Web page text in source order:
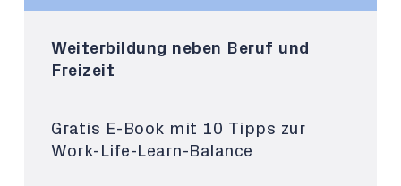
Weiterbildung neben Beruf und
Freizeit
Gratis E-Book mit 10 Tipps zur
Work-Life-Learn-Balance